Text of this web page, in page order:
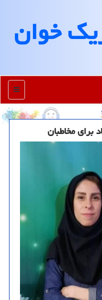
خوان
منو
مخاطبان